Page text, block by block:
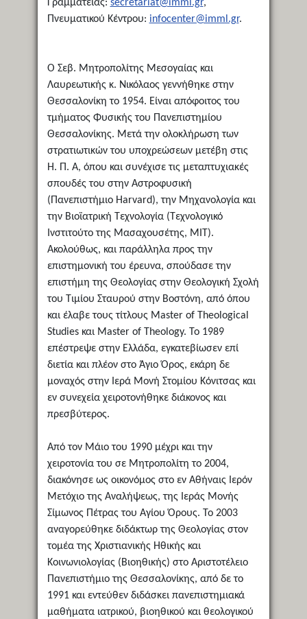
Γραμματείας: secretariat@imml.gr,
Πνευματικού Κέντρου: infocenter@imml.gr.
Ο Σεβ. Μητροπολίτης Μεσογαίας και
Λαυρεωτικής κ. Νικόλαος γεννήθηκε στην
Θεσσαλονίκη το 1954. Είναι απόφοιτος του
τμήματος Φυσικής του Πανεπιστημίου
Θεσσαλονίκης. Μετά την ολοκλήρωση των
στρατιωτικών του υποχρεώσεων μετέβη στις
Η. Π. Α, όπου και συνέχισε τις μεταπτυχιακές
σπουδές του στην Αστροφυσική
(Πανεπιστήμιο Harvard), την Μηχανολογία και
την Βιοϊατρική Τεχνολογία (Τεχνολογικό
Ινστιτούτο της Μασαχουσέτης, ΜΙΤ).
Ακολούθως, και παράλληλα προς την
επιστημονική του έρευνα, σπούδασε την
επιστήμη της Θεολογίας στην Θεολογική Σχολή
του Τιμίου Σταυρού στην Βοστόνη, από όπου
και έλαβε τους τίτλους Master of Theological
Studies και Master of Theology. Το 1989
επέστρεψε στην Ελλάδα, εγκατεβίωσεν επί
διετία και πλέον στο Άγιο Όρος, εκάρη δε
μοναχός στην Ιερά Μονή Στομίου Κόνιτσας και
εν συνεχεία χειροτονήθηκε διάκονος και
πρεσβύτερος.
Από τον Μάιο του 1990 μέχρι και την
χειροτονία του σε Μητροπολίτη το 2004,
διακόνησε ως οικονόμος στο εν Αθήναις Ιερόν
Μετόχιο της Αναλήψεως, της Ιεράς Μονής
Σίμωνος Πέτρας του Αγίου Όρους. Το 2003
αναγορεύθηκε διδάκτωρ της Θεολογίας στον
τομέα της Χριστιανικής Ηθικής και
Κοινωνιολογίας (Βιοηθικής) στο Αριστοτέλειο
Πανεπιστήμιο της Θεσσαλονίκης, από δε το
1991 και εντεύθεν διδάσκει πανεπιστημιακά
μαθήματα ιατρικού, βιοηθικού και θεολογικού